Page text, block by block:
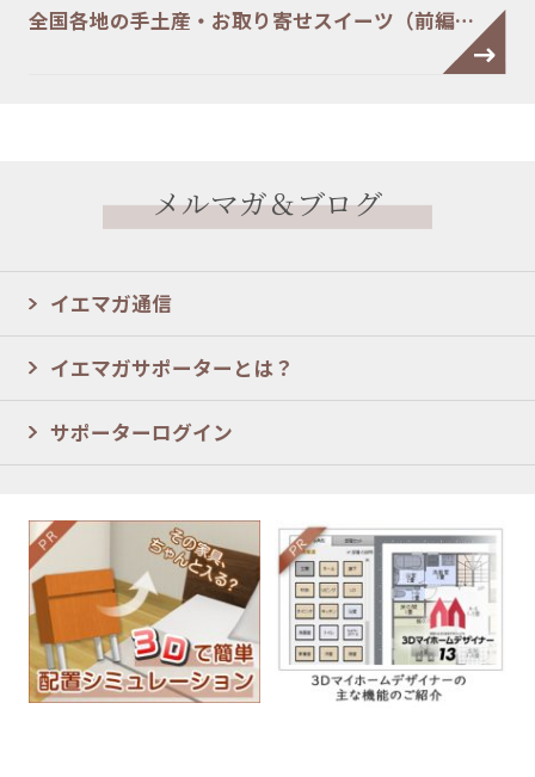
全国各地の手土産・お取り寄せスイーツ（前編…
メルマガ＆ブログ
イエマガ通信
イエマガサポーターとは？
サポーターログイン